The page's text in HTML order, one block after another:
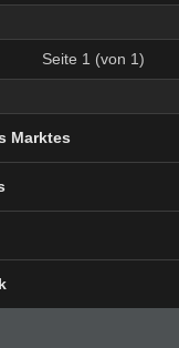
Seite 1 (von 1)
Marktes